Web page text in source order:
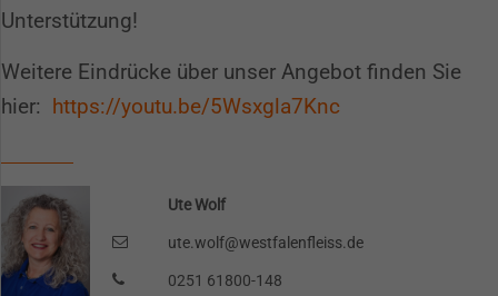
Unterstützung!
Weitere Eindrücke über unser Angebot finden Sie
hier: https://youtu.be/5Wsxgla7Knc
Ute Wolf
ute.wolf@westfalenfleiss.de
0251 61800-148
Spendenkonto
Alternativ können Sie auch an unser Spendenkonto
überweisen:
Kontoinhaber: Westfalenfleiß GmbH